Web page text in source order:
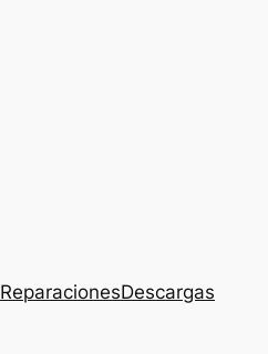
ReparacionesDescargas